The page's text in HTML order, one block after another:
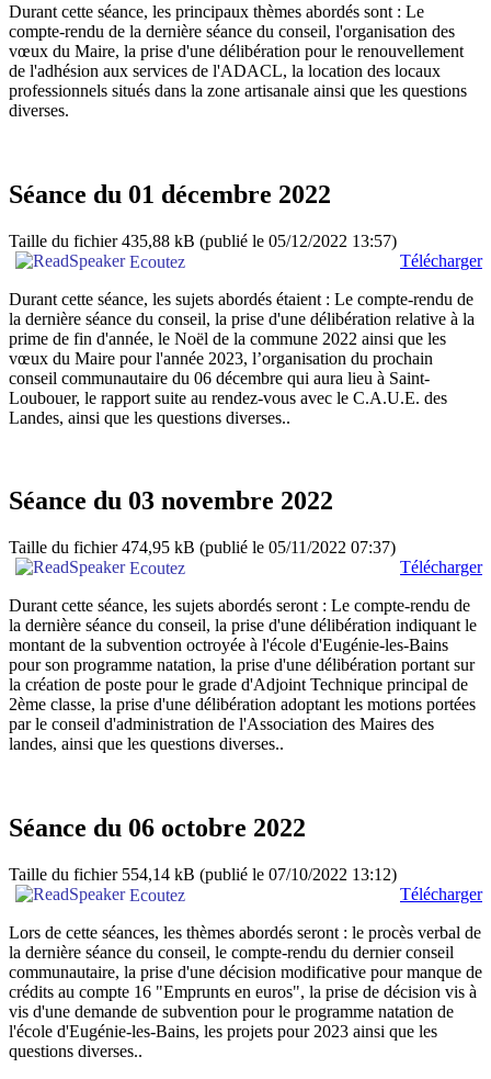
Durant cette séance, les principaux thèmes abordés sont : Le
compte-rendu de la dernière séance du conseil, l'organisation des
vœux du Maire, la prise d'une délibération pour le renouvellement
de l'adhésion aux services de l'ADACL, la location des locaux
professionnels situés dans la zone artisanale ainsi que les questions
diverses.
Séance du 01 décembre 2022
Taille du fichier 435,88 kB (publié le 05/12/2022 13:57)
Ecoutez
Télécharger
Durant cette séance, les sujets abordés étaient : Le compte-rendu de
la dernière séance du conseil, la prise d'une délibération relative à la
prime de fin d'année, le Noël de la commune 2022 ainsi que les
vœux du Maire pour l'année 2023, l’organisation du prochain
conseil communautaire du 06 décembre qui aura lieu à Saint-
Loubouer, le rapport suite au rendez-vous avec le C.A.U.E. des
Landes, ainsi que les questions diverses..
Séance du 03 novembre 2022
Taille du fichier 474,95 kB (publié le 05/11/2022 07:37)
Ecoutez
Télécharger
Durant cette séance, les sujets abordés seront : Le compte-rendu de
la dernière séance du conseil, la prise d'une délibération indiquant le
montant de la subvention octroyée à l'école d'Eugénie-les-Bains
pour son programme natation, la prise d'une délibération portant sur
la création de poste pour le grade d'Adjoint Technique principal de
2ème classe, la prise d'une délibération adoptant les motions portées
par le conseil d'administration de l'Association des Maires des
landes, ainsi que les questions diverses..
Séance du 06 octobre 2022
Taille du fichier 554,14 kB (publié le 07/10/2022 13:12)
Ecoutez
Télécharger
Lors de cette séances, les thèmes abordés seront : le procès verbal de
la dernière séance du conseil, le compte-rendu du dernier conseil
communautaire, la prise d'une décision modificative pour manque de
crédits au compte 16 "Emprunts en euros", la prise de décision vis à
vis d'une demande de subvention pour le programme natation de
l'école d'Eugénie-les-Bains, les projets pour 2023 ainsi que les
questions diverses..